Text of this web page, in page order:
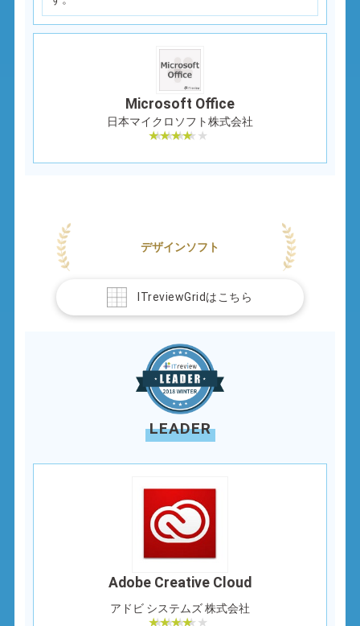
Microsoft Office
日本マイクロソフト株式会社
デザインソフト
ITreviewGridはこちら
LEADER
Adobe Creative Cloud
アドビ システムズ 株式会社